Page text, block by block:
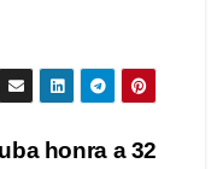
honra a 32